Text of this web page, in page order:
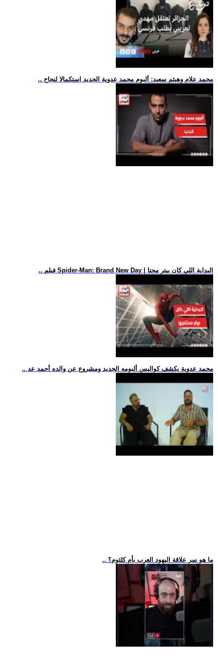
.. محمد علام وهيثم سعيد: ألبوم محمد عدوية الجديد استكمالا لنجاح
.. فيلم Spider-Man: Brand New Day | البداية اللي كان بيتر محتا
.. محمد عدوية يكشف كواليس ألبومه الجديد ومشروع عن والده أحمد عد
.. ما هو سر علاقة اليهود العرب بأم كلثوم؟